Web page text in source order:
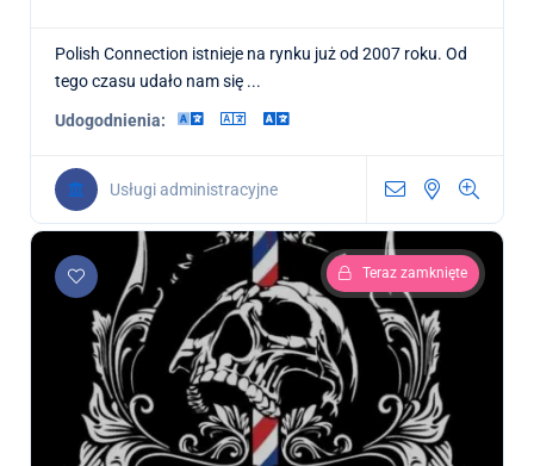
Polish Connection istnieje na rynku już od 2007 roku. Od
tego czasu udało nam się ...
Udogodnienia:
Usługi administracyjne
Teraz zamknięte